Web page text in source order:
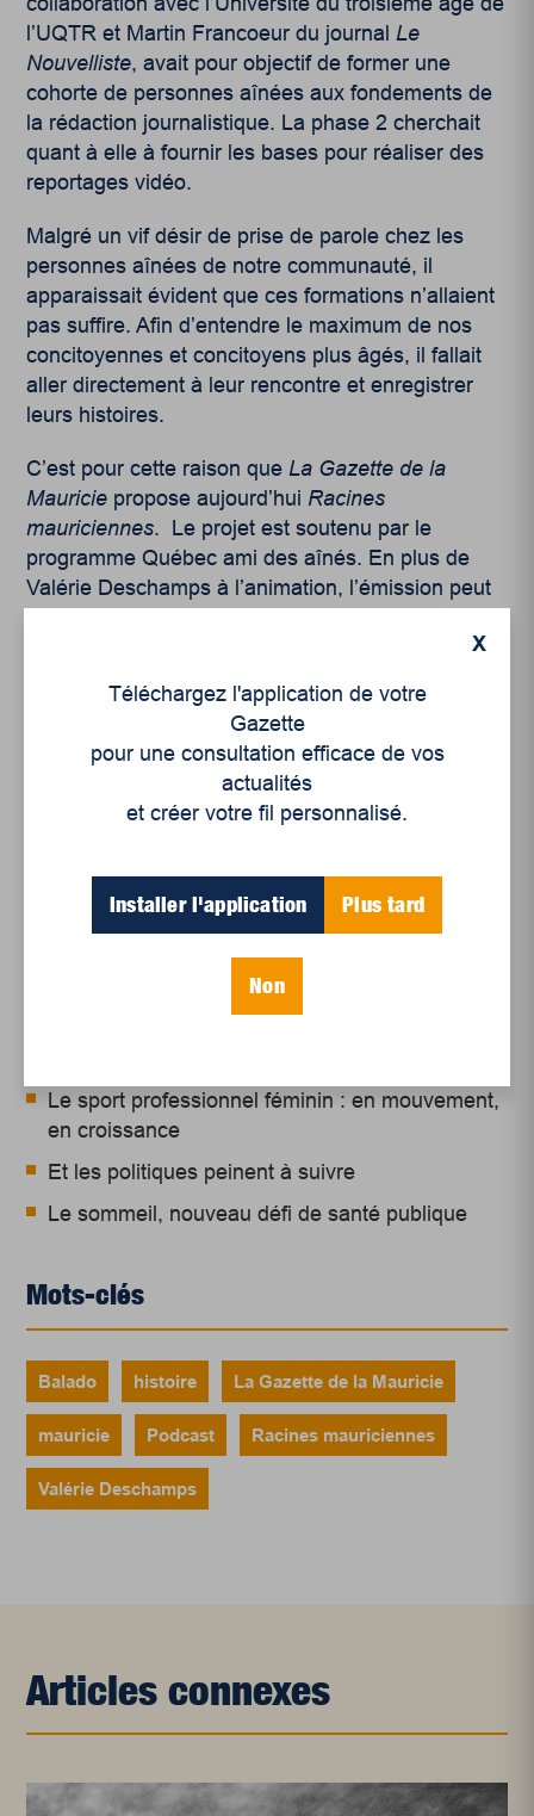
l’UQTR et Martin Francoeur du journalLe
Nouvelliste, avait pour objectif de former une
cohorte de personnes aînées aux fondements de
la rédaction journalistique. La phase 2 cherchait
quant à elle à fournir les bases pour réaliser des
reportages vidéo.
Malgré un vif désir de prise de parole chez les
personnes aînées de notre communauté, il
apparaissait évident que ces formations n’allaient
pas suffire. Afin d’entendre le maximum de nos
concitoyennes et concitoyens plus âgés, il fallait
aller directement à leur rencontre et enregistrer
leurs histoires.
C’est pour cette raison queLa Gazette de la
Mauricie propose aujourd’hui Racines
mauriciennes. Le projet est soutenu par le
programme Québec ami des aînés. En plus de
Valérie Deschamps à l’animation, l’émission peut
et montage), Anthony Boisvert-Gagnon (musique)
Articles récents
Un siècle de Mauriciennes dans la presse
Le sport professionnel féminin : en mouvement,
en croissance
Et les politiques peinent à suivre
Le sommeil, nouveau défi de santé publique
Mots-clés
Balado histoire La Gazette de la Mauricie
mauricie Podcast Racines mauriciennes
Valérie Deschamps
Articles connexes
X
Téléchargez l'application de votre
Gazette
pour une consultation efficace de vos
actualités
et créer votre fil personnalisé.
Installer l'application Plus tard
Non